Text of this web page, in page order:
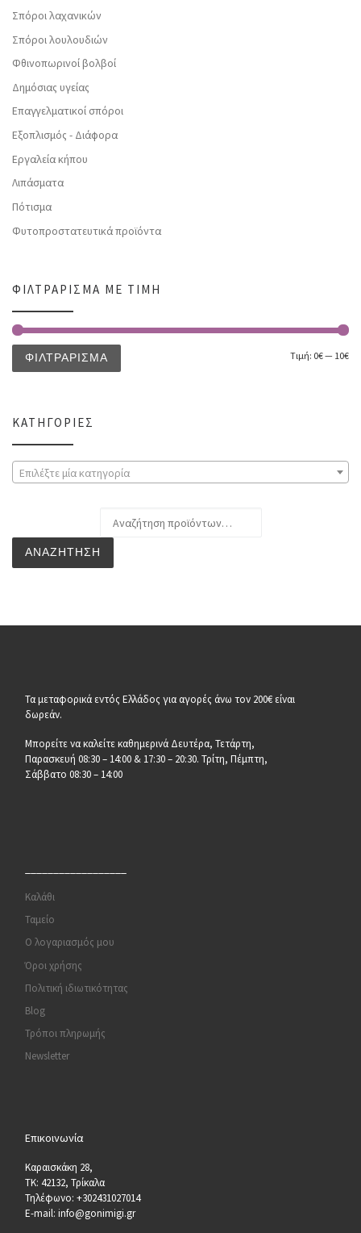
Σπόροι λαχανικών
Σπόροι λουλουδιών
Φθινοπωρινοί βολβοί
Δημόσιας υγείας
Επαγγελματικοί σπόροι
Εξοπλισμός - Διάφορα
Εργαλεία κήπου
Λιπάσματα
Πότισμα
Φυτοπροστατευτικά προϊόντα
ΦΙΛΤΡΆΡΙΣΜΑ ΜΕ ΤΙΜΉ
ΦΙΛΤΡΆΡΙΣΜΑ Τιμή: 0€— 10€
ΚΑΤΗΓΟΡΊΕΣ
Επιλέξτε μία κατηγορία
ΑΝΑΖΉΤΗΣΗ
Τα μεταφορικά εντός Ελλάδος για αγορές άνω τον 200€ είναι
δωρεάν.
Μπορείτε να καλείτε καθημερινά Δευτέρα, Τετάρτη,
Παρασκευή 08:30 – 14:00 & 17:30 – 20:30. Τρίτη, Πέμπτη,
Σάββατο 08:30 – 14:00
Καλάθι
Ταμείο
Ο λογαριασμός μου
Όροι χρήσης
Πολιτική ιδιωτικότητας
Blog
Τρόποι πληρωμής
Newsletter
Επικοινωνία
Καραισκάκη 28,
ΤΚ: 42132, Τρίκαλα
Τηλέφωνο: +302431027014
E-mail: info@gonimigi.gr